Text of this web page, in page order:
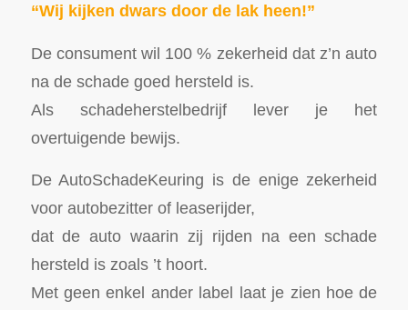
“Wij kijken dwars door de lak heen!”
De consument wil 100 % zekerheid dat z’n auto
na de schade goed hersteld is.
Als schadeherstelbedrijf lever je het
overtuigende bewijs.
De AutoSchadeKeuring is de enige zekerheid
voor autobezitter of leaserijder,
dat de auto waarin zij rijden na een schade
hersteld is zoals ’t hoort.
Met geen enkel ander label laat je zien hoe de